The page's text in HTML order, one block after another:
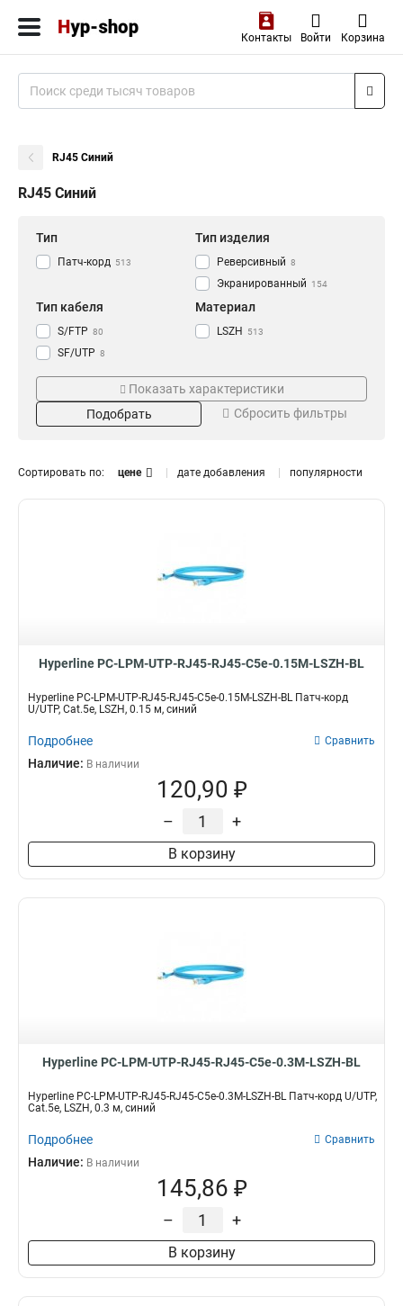
Контакты Войти Корзина
RJ45 Синий
RJ45 Синий
Тип
Патч-корд 513
Тип изделия
Реверсивный 8
Экранированный 154
Тип кабеля
S/FTP 80
SF/UTP 8
F/UTP 145
Материал
LSZH 513
Категория Цвет
Оранжевый
7м 1
0.5м 41
2м 70
4 2
Показать характеристики
Подобрать
Сбросить фильтры
Сортировать по: цене дате добавления популярности
Hyperline PC-LPM-UTP-RJ45-RJ45-C5e-0.15M-LSZH-BL
Hyperline PC-LPM-UTP-RJ45-RJ45-C5e-0.15M-LSZH-BL Патч-корд
U/UTP, Cat.5е, LSZH, 0.15 м, синий
Подробнее Сравнить
Наличие: В наличии
120,90 ₽
– +
В корзину
Hyperline PC-LPM-UTP-RJ45-RJ45-C5e-0.3M-LSZH-BL
Hyperline PC-LPM-UTP-RJ45-RJ45-C5e-0.3M-LSZH-BL Патч-корд U/UTP,
Cat.5е, LSZH, 0.3 м, синий
Подробнее Сравнить
Наличие: В наличии
145,86 ₽
– +
В корзину